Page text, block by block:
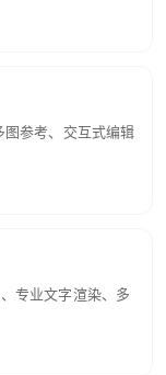
参考、交互式编辑
专业文字渲染、多